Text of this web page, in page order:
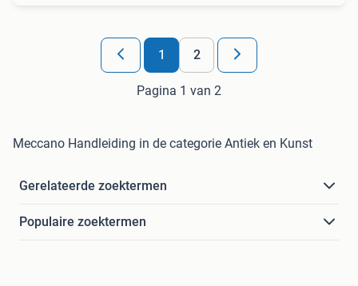
1 2
Pagina 1 van 2
Meccano Handleiding in de categorie Antiek en Kunst
Gerelateerde zoektermen
Populaire zoektermen